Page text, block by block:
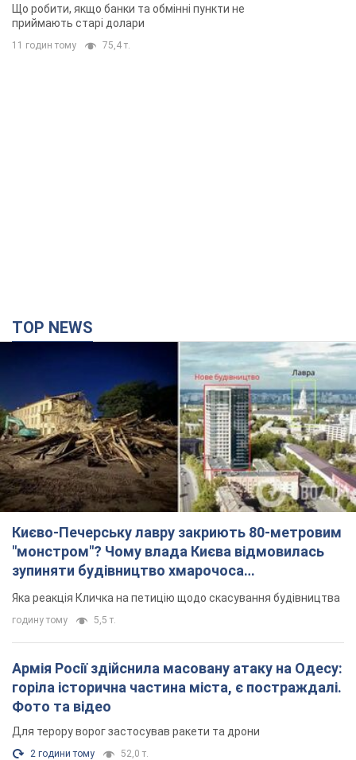
Що робити, якщо банки та обмінні пункти не
приймають старі долари
11 годин тому 75,4 т.
TOP NEWS
Києво-Печерську лавру закриють 80-метровим
"монстром"? Чому влада Києва відмовилась
зупиняти будівництво хмарочоса
"московського вірянина"
Яка реакція Кличка на петицію щодо скасування будівництва
годину тому 5,5 т.
Армія Росії здійснила масовану атаку на Одесу:
горіла історична частина міста, є постраждалі.
Фото та відео
Для терору ворог застосував ракети та дрони
2 години тому 52,0 т.